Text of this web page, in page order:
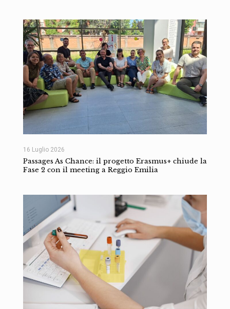
16 Luglio 2026
Passages As Chance: il progetto Erasmus+ chiude la
Fase 2 con il meeting a Reggio Emilia